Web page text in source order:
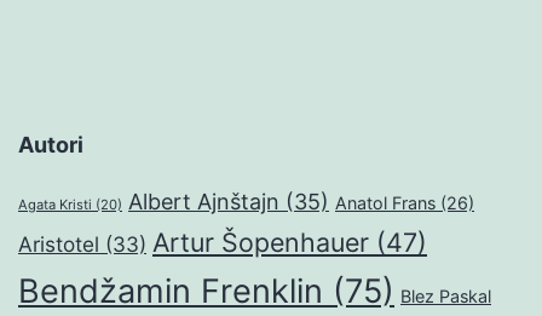
Autori
Agata Kristi (20) Albert Ajnštajn (35) Anatol Frans (26)
Aristotel (33) Artur Šopenhauer (47)
Bendžamin Frenklin (75) Blez Paskal